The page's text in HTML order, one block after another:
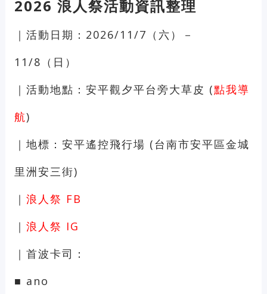
2026 浪人祭活動資訊整理
｜活動日期：2026/11/7（六）－
11/8（日）
｜活動地點：安平觀夕平台旁大草皮 (點我導
航)
｜地標：安平遙控飛行場 (台南市安平區金城
里洲安三街)
｜ 浪人祭 FB
｜ 浪人祭 IG
｜首波卡司：
■ ano